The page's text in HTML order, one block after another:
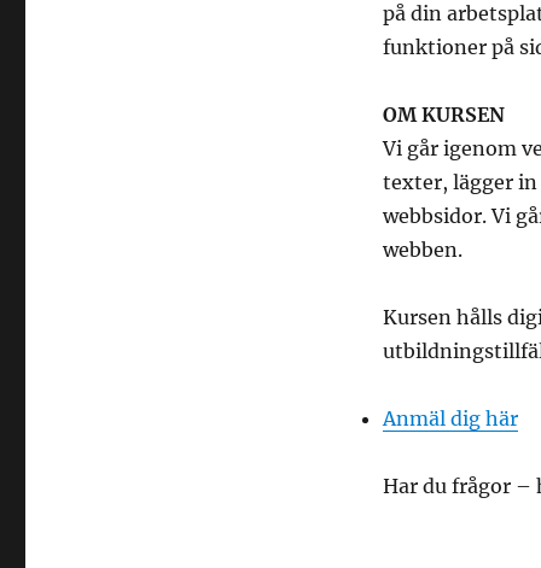
på din
funktioner på
OM KURSEN
Vi går igenom
texter, lägger in
webbsidor. Vi
webben.
Kursen hålls
Anmäl dig här
Har du frågor –